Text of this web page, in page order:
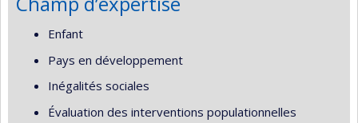
Enfant
Pays en développement
Inégalités sociales
Évaluation des interventions populationnelles